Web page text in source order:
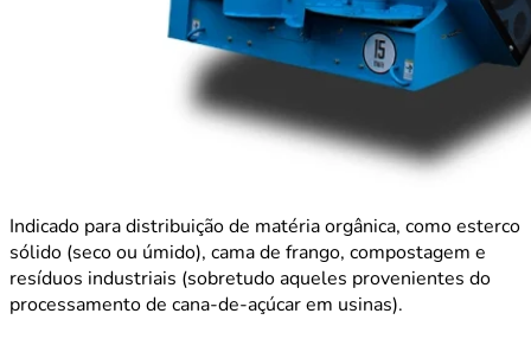
Indicado para distribuição de matéria orgânica, como esterco
sólido (seco ou úmido), cama de frango, compostagem e
resíduos industriais (sobretudo aqueles provenientes do
processamento de cana-de-açúcar em usinas).